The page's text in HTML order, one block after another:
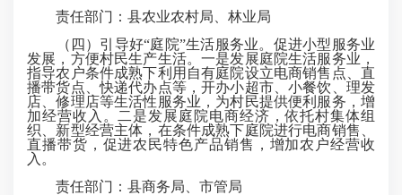
责任部门：县农业农村局、林业局
（四）引导好“庭院”生活服务业。促进小型服务业
发展，方便村民生产生活。一是发展庭院生活服务业，
指导农户条件成熟下利用自有庭院设立电商销售点、直
播带货点、快递代办点等，开办小超市、小餐饮、理发
店、修理店等生活性服务业，为村民提供便利服务，增
加经营收入。二是发展庭院电商经济，依托村集体组
织、新型经营主体，在条件成熟下庭院进行电商销售、
直播带货，促进农民特色产品销售，增加农户经营收
入。
责任部门：县商务局、市管局